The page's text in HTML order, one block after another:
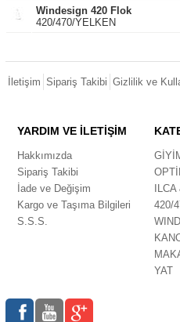
Windesign 420 Flok
420/470/YELKEN
İletişim Sipariş Takibi Gizlilik ve
YARDIM VE İLETİŞİM
Hakkımızda
Sipariş Takibi
İade ve Değişim
Kargo ve Taşıma Bilgileri
S.S.S.
ILCA
420/
YAT